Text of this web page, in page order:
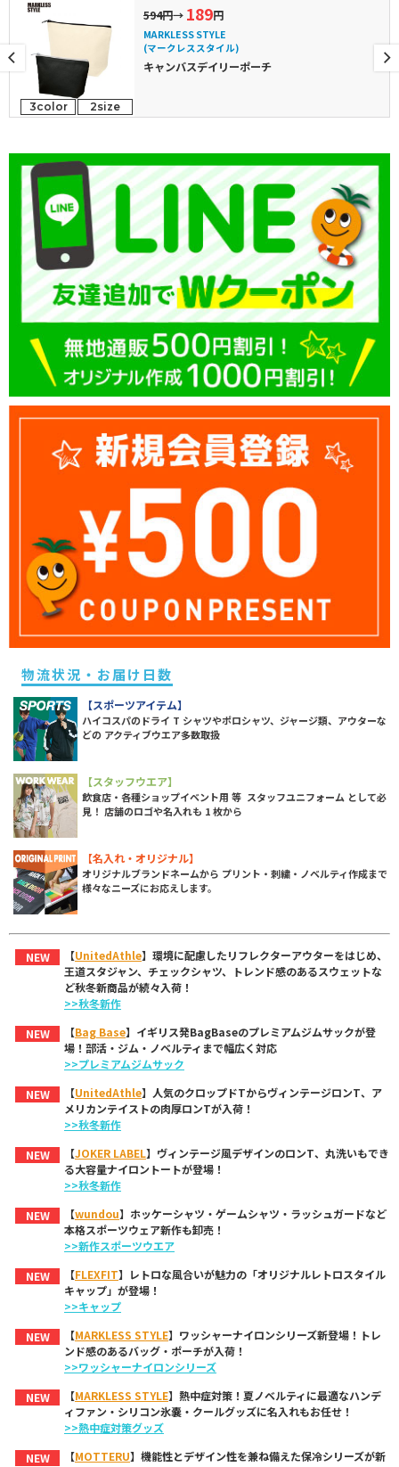
3color 2size
594円→ 189円
MARKLESS STYLE
(マークレススタイル)
キャンバスデイリーポーチ
物流状況・お届け日数
【スポーツアイテム】
ハイコスパのドライ T シャツやポロシャツ、ジャージ類、アウターな
どの アクティブウエア多数取扱
【スタッフウエア】
飲食店・各種ショップイベント用 等 スタッフユニフォーム として必
見！ 店舗のロゴや名入れも 1 枚から
【名入れ・オリジナル】
オリジナルブランドネームから プリント・刺繍・ノベルティ作成まで
様々なニーズにお応えします。
NEW 【UnitedAthle】環境に配慮したリフレクターアウターをはじめ、
王道スタジャン、チェックシャツ、トレンド感のあるスウェットな
ど秋冬新商品が続々入荷！
>>秋冬新作
NEW
【Bag Base】イギリス発BagBaseのプレミアムジムサックが登
場！部活・ジム・ノベルティまで幅広く対応
>>プレミアムジムサック
NEW
【UnitedAthle】人気のクロップドTからヴィンテージロンT、ア
メリカンテイストの肉厚ロンTが入荷！
>>秋冬新作
NEW
【JOKER LABEL】ヴィンテージ風デザインのロンT、丸洗いもでき
る大容量ナイロントートが登場！
>>秋冬新作
NEW
【wundou】ホッケーシャツ・ゲームシャツ・ラッシュガードなど
本格スポーツウェア新作も卸売！
>>新作スポーツウエア
NEW
【FLEXFIT】レトロな風合いが魅力の「オリジナルレトロスタイル
キャップ」が登場！
>>キャップ
NEW
【MARKLESS STYLE】ワッシャーナイロンシリーズ新登場！トレ
ンド感のあるバッグ・ポーチが入荷！
>>ワッシャーナイロンシリーズ
NEW
【MARKLESS STYLE】熱中症対策！夏ノベルティに最適なハンデ
ィファン・シリコン氷嚢・クールグッズに名入れもお任せ！
>>熱中症対策グッズ
NEW
【MOTTERU】機能性とデザイン性を兼ね備えた保冷シリーズが新